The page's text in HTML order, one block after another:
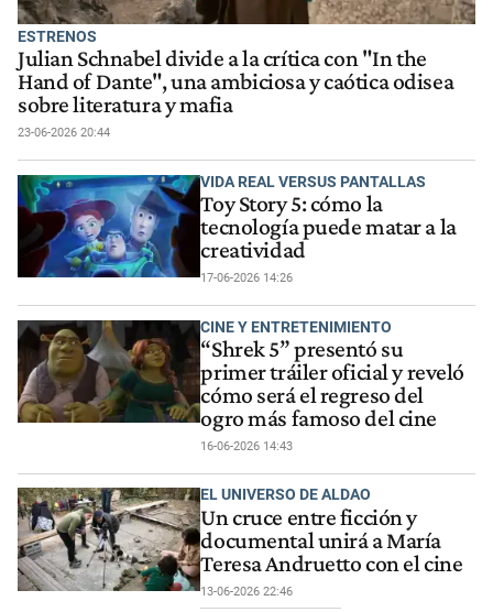
ESTRENOS
Julian Schnabel divide a la crítica con "In the
Hand of Dante", una ambiciosa y caótica odisea
sobre literatura y mafia
23-06-2026 20:44
VIDA REAL VERSUS PANTALLAS
Toy Story 5: cómo la
tecnología puede matar a la
creatividad
17-06-2026 14:26
CINE Y ENTRETENIMIENTO
“Shrek 5” presentó su
primer tráiler oficial y reveló
cómo será el regreso del
ogro más famoso del cine
16-06-2026 14:43
EL UNIVERSO DE ALDAO
Un cruce entre ficción y
documental unirá a María
Teresa Andruetto con el cine
13-06-2026 22:46